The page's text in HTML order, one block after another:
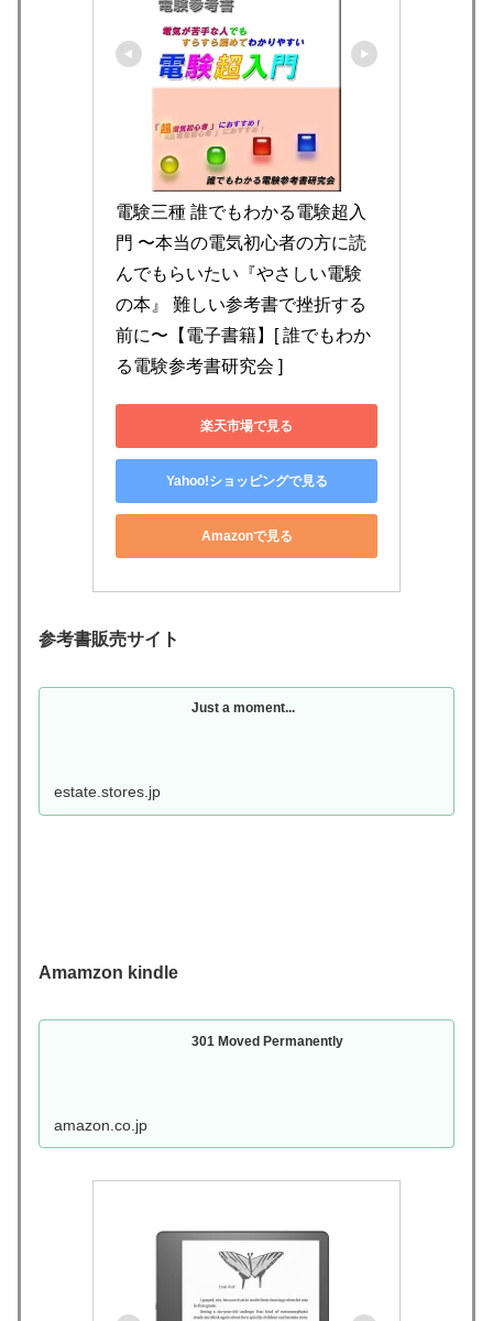
電験三種 誰でもわかる電験超入
門 〜本当の電気初心者の方に読
んでもらいたい『やさしい電験
の本』 難しい参考書で挫折する
前に〜【電子書籍】[ 誰でもわか
る電験参考書研究会 ]
楽天市場で見る
Yahoo!ショッピングで見る
Amazonで見る
参考書販売サイト
Just a moment...
estate.stores.jp
Amamzon kindle
301 Moved Permanently
amazon.co.jp